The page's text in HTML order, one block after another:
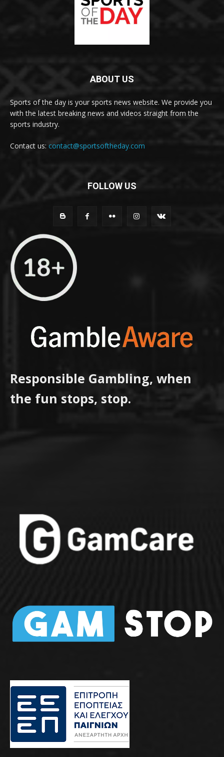
ABOUT US
Sports of the day is your sports news website. We provide you
with the latest breaking news and videos straight from the
sports industry.
Contact us: contact@sportsoftheday.com
FOLLOW US
Responsible Gambling, when
the fun stops, stop.